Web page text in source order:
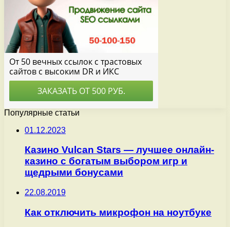
Популярные статьи
01.12.2023
Казино Vulcan Stars — лучшее онлайн-
казино с богатым выбором игр и
щедрыми бонусами
22.08.2019
Как отключить микрофон на ноутбуке